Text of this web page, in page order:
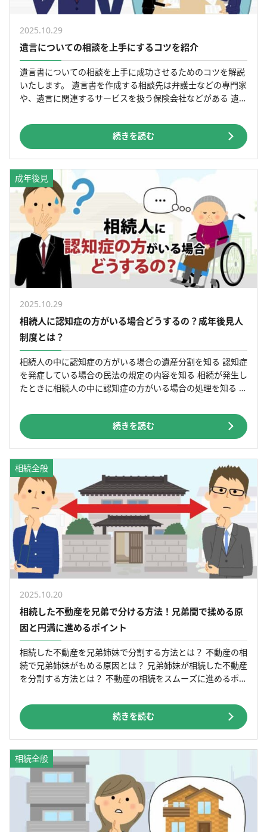
2025.10.29
遺言についての相談を上手にするコツを紹介
遺言書についての相談を上手に成功させるためのコツを解説
いたします。 遺言書を作成する相談先は弁護士などの専門家
や、遺言に関連するサービスを扱う保険会社などがある 遺言
[…]
続きを読む
成年後見
2025.10.29
相続人に認知症の方がいる場合どうするの？成年後見人
制度とは？
相続人の中に認知症の方がいる場合の遺産分割を知る 認知症
を発症している場合の民法の規定の内容を知る 相続が発生し
たときに相続人の中に認知症の方がいる場合の処理を知る 目
続きを読む
相続全般
2025.10.20
相続した不動産を兄弟で分ける方法！兄弟間で揉める原
因と円満に進めるポイント
相続した不動産を兄弟姉妹で分割する方法とは？ 不動産の相
続で兄弟姉妹がもめる原因とは？ 兄弟姉妹が相続した不動産
を分割する方法とは？ 不動産の相続をスムーズに進めるポイ
続きを読む
相続全般